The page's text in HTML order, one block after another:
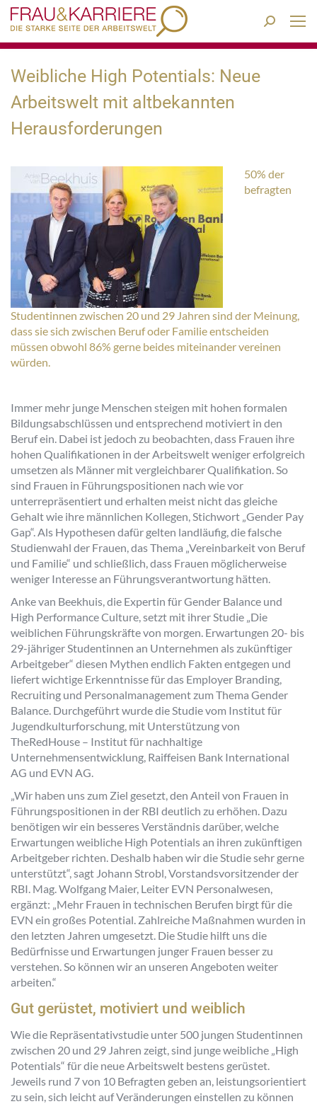
Search:
Weibliche High Potentials: Neue
Arbeitswelt mit altbekannten
Herausforderungen
50% der
befragten
Studentinnen zwischen 20 und 29 Jahren sind der Meinung,
dass sie sich zwischen Beruf oder Familie entscheiden
müssen obwohl 86% gerne beides miteinander vereinen
würden.
Immer mehr junge Menschen steigen mit hohen formalen
Bildungsabschlüssen und entsprechend motiviert in den
Beruf ein. Dabei ist jedoch zu beobachten, dass Frauen ihre
hohen Qualifikationen in der Arbeitswelt weniger erfolgreich
umsetzen als Männer mit vergleichbarer Qualifikation. So
sind Frauen in Führungspositionen nach wie vor
unterrepräsentiert und erhalten meist nicht das gleiche
Gehalt wie ihre männlichen Kollegen, Stichwort „Gender Pay
Gap“. Als Hypothesen dafür gelten landläufig, die falsche
Studienwahl der Frauen, das Thema „Vereinbarkeit von Beruf
und Familie“ und schließlich, dass Frauen möglicherweise
weniger Interesse an Führungsverantwortung hätten.
Anke van Beekhuis, die Expertin für Gender Balance und
High Performance Culture, setzt mit ihrer Studie „Die
weiblichen Führungskräfte von morgen. Erwartungen 20- bis
29-jähriger Studentinnen an Unternehmen als zukünftiger
Arbeitgeber“ diesen Mythen endlich Fakten entgegen und
liefert wichtige Erkenntnisse für das Employer Branding,
Recruiting und Personalmanagement zum Thema Gender
Balance. Durchgeführt wurde die Studie vom Institut für
Jugendkulturforschung, mit Unterstützung von
TheRedHouse – Institut für nachhaltige
Unternehmensentwicklung, Raiffeisen Bank International
AG und EVN AG.
„Wir haben uns zum Ziel gesetzt, den Anteil von Frauen in
Führungspositionen in der RBI deutlich zu erhöhen. Dazu
benötigen wir ein besseres Verständnis darüber, welche
Erwartungen weibliche High Potentials an ihren zukünftigen
Arbeitgeber richten. Deshalb haben wir die Studie sehr gerne
unterstützt“, sagt Johann Strobl, Vorstandsvorsitzender der
RBI. Mag. Wolfgang Maier, Leiter EVN Personalwesen,
ergänzt: „Mehr Frauen in technischen Berufen birgt für die
EVN ein großes Potential. Zahlreiche Maßnahmen wurden in
den letzten Jahren umgesetzt. Die Studie hilft uns die
Bedürfnisse und Erwartungen junger Frauen besser zu
verstehen. So können wir an unseren Angeboten weiter
arbeiten.“
Gut gerüstet, motiviert und weiblich
Wie die Repräsentativstudie unter 500 jungen Studentinnen
zwischen 20 und 29 Jahren zeigt, sind junge weibliche „High
Potentials“ für die neue Arbeitswelt bestens gerüstet.
Jeweils rund 7 von 10 Befragten geben an, leistungsorientiert
zu sein, sich leicht auf Veränderungen einstellen zu können